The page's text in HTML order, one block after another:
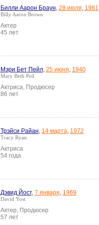
Билли Аарон Браун, 28 июля, 1981
Billy Aaron Brown
Актер
45 лет
Мэри Бет Пейл, 25 июня, 1940
Mary Beth Peil
Актриса, Продюсер
86 лет
Трэйси Райан, 14 марта, 1972
Tracy Ryan
Актриса
54 года
Дэвид Йост, 7 января, 1969
David Yost
Актер, Продюсер
57 лет